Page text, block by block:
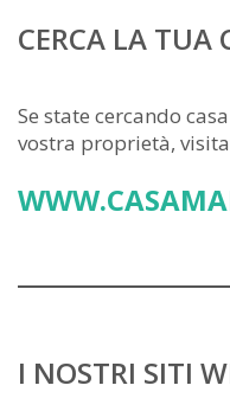
CERCA LA TUA
Se state cercando
vostra proprietà,
I NOSTRI SITI